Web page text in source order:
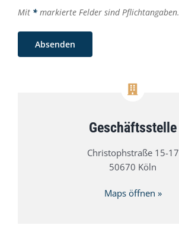
this
empty.
leave
field
empty.
Mit *markierte Felder sind Pflichtangaben.
Geschäftsstelle
Christophstraße 15-17
50670 Köln
Maps öffnen »